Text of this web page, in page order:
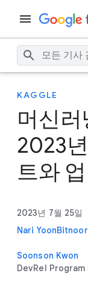
KAGGLE
머신
2023
트와
2023년 7월 25일
Nari Yoon
Soonson Kwon
DevRel Program